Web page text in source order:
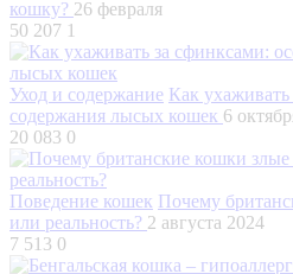
кошку? 26 февраля
50 207 1
Уход и содержание Как
содержания лысых кошек 6
20 083 0
Поведение кошек Почему
или реальность? 2 августа 2024
7 513 0